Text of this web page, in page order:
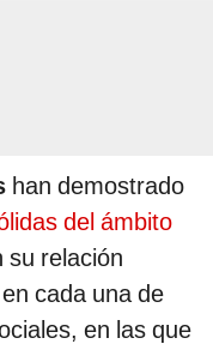
han demostrado
del ámbito
su relación
cada una de
en las que